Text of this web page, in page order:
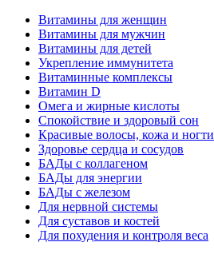
Витамины для женщин
Витамины для мужчин
Витамины для детей
Укрепление иммунитета
Витаминные комплексы
Витамин D
Омега и жирные кислоты
Спокойствие и здоровый сон
Красивые волосы, кожа и ногти
Здоровье сердца и сосудов
БАДы с коллагеном
БАДы для энергии
БАДы с железом
Для нервной системы
Для суставов и костей
Для похудения и контроля веса